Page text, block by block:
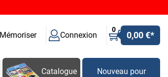
Mémoriser Connexion
0
0,00 €*
Catalogue
Nouveau pour